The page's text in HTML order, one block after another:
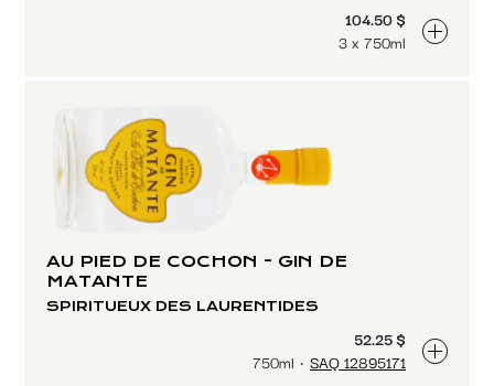
104.50 $
3 x 750ml
AU PIED DE COCHON - GIN DE
MATANTE
SPIRITUEUX DES LAURENTIDES
52.25 $
750ml
SAQ 12895171